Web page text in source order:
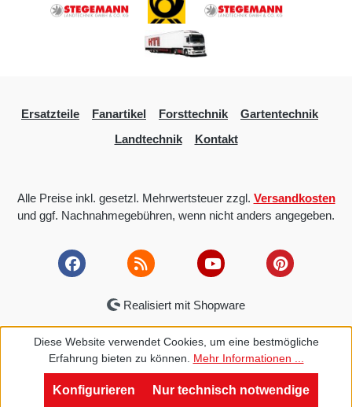
Ersatzteile Fanartikel Forsttechnik
Gartentechnik
Landtechnik
Kontakt
Alle Preise inkl. gesetzl. Mehrwertsteuer zzgl. Versandkosten
und ggf. Nachnahmegebühren, wenn nicht anders angegeben.
Realisiert mit Shopware
Diese Website verwendet Cookies, um eine bestmögliche
Erfahrung bieten zu können. Mehr Informationen ...
Nur technisch notwendige
Konfigurieren